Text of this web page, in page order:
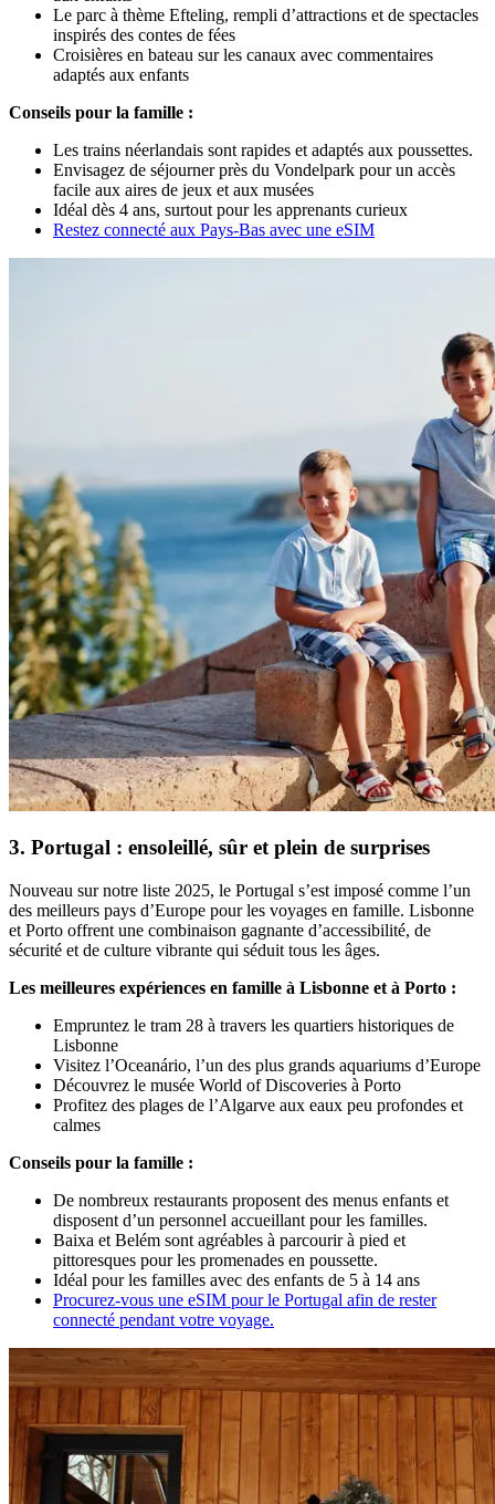
Le parc à thème Efteling, rempli d’attractions et de spectacles
inspirés des contes de fées
Croisières en bateau sur les canaux avec commentaires
adaptés aux enfants
Conseils pour la famille :
Les trains néerlandais sont rapides et adaptés aux poussettes.
Envisagez de séjourner près du Vondelpark pour un accès
facile aux aires de jeux et aux musées
Idéal dès 4 ans, surtout pour les apprenants curieux
Restez connecté aux Pays-Bas avec une eSIM
3. Portugal : ensoleillé, sûr et plein de surprises
Nouveau sur notre liste 2025, le Portugal s’est imposé comme l’un
des meilleurs pays d’Europe pour les voyages en famille. Lisbonne
et Porto offrent une combinaison gagnante d’accessibilité, de
sécurité et de culture vibrante qui séduit tous les âges.
Les meilleures expériences en famille à Lisbonne et à Porto :
Empruntez le tram 28 à travers les quartiers historiques de
Lisbonne
Visitez l’Oceanário, l’un des plus grands aquariums d’Europe
Découvrez le musée World of Discoveries à Porto
Profitez des plages de l’Algarve aux eaux peu profondes et
calmes
Conseils pour la famille :
De nombreux restaurants proposent des menus enfants et
disposent d’un personnel accueillant pour les familles.
Baixa et Belém sont agréables à parcourir à pied et
pittoresques pour les promenades en poussette.
Idéal pour les familles avec des enfants de 5 à 14 ans
Procurez-vous une eSIM pour le Portugal afin de rester
connecté pendant votre voyage.